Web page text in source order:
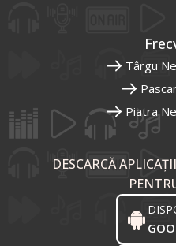
Târgu
Piatra
DESCARCĂ